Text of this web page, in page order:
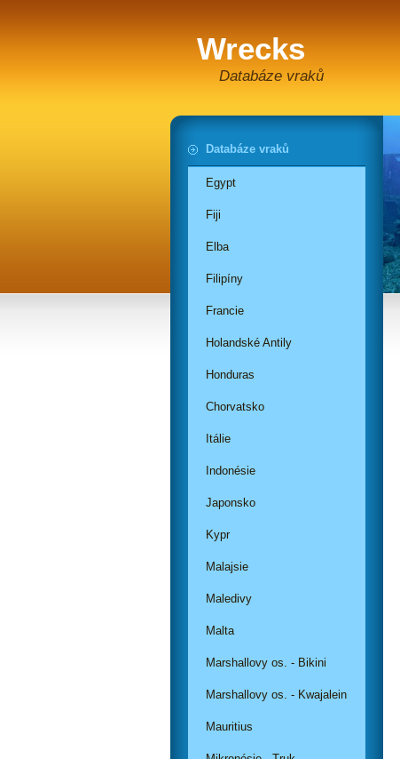
Wrecks
Databáze vraků
Databáze vraků
Egypt
Fiji
Elba
Filipíny
Francie
Holandské Antily
Honduras
Chorvatsko
Itálie
Indonésie
Japonsko
Kypr
Malajsie
Maledivy
Malta
Marshallovy os. - Bikini
Marshallovy os. - Kwajalein
Mauritius